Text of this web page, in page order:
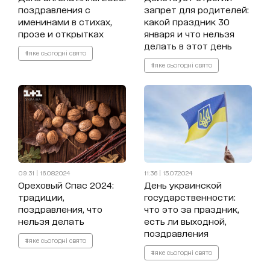
поздравления с
именинами в стихах,
прозе и открытках
#яке сьогодні свято
запрет для родителей:
какой праздник 30
января и что нельзя
делать в этот день
#яке сьогодні свято
09:31 | 16.08.2024
Ореховый Спас 2024:
традиции,
поздравления, что
нельзя делать
#яке сьогодні свято
11:36 | 15.07.2024
День украинской
государственности:
что это за праздник,
есть ли выходной,
поздравления
#яке сьогодні свято